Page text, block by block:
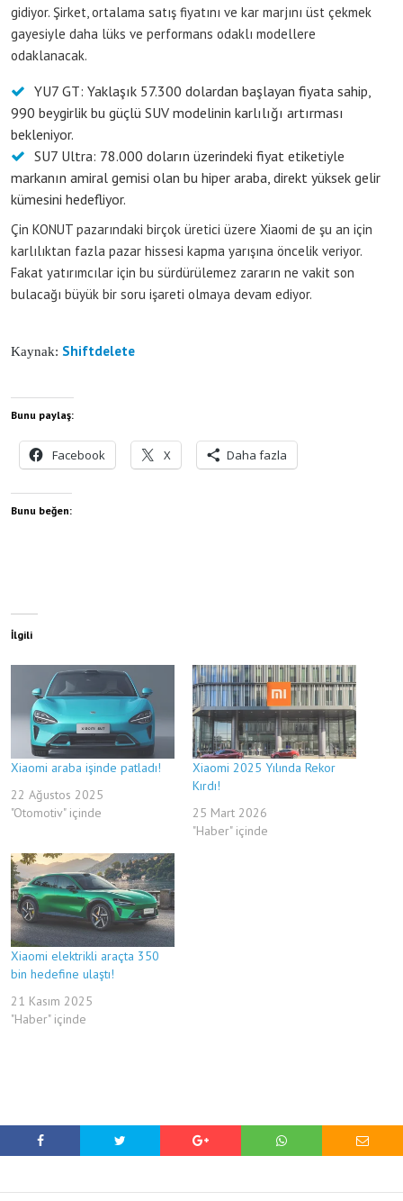
gidiyor. Şirket, ortalama satış fiyatını ve kar marjını üst çekmek
gayesiyle daha lüks ve performans odaklı modellere
odaklanacak.
YU7 GT: Yaklaşık 57.300 dolardan başlayan fiyata sahip,
990 beygirlik bu güçlü SUV modelinin karlılığı artırması
bekleniyor.
SU7 Ultra: 78.000 doların üzerindeki fiyat etiketiyle
markanın amiral gemisi olan bu hiper araba, direkt yüksek gelir
kümesini hedefliyor.
Çin KONUT pazarındaki birçok üretici üzere Xiaomi de şu an için
karlılıktan fazla pazar hissesi kapma yarışına öncelik veriyor.
Fakat yatırımcılar için bu sürdürülemez zararın ne vakit son
bulacağı büyük bir soru işareti olmaya devam ediyor.
Kaynak: Shiftdelete
Bunu paylaş:
Facebook X Daha fazla
Bunu beğen:
İlgili
Xiaomi araba işinde patladı!
22 Ağustos 2025
"Otomotiv" içinde
Xiaomi 2025 Yılında Rekor
Kırdı!
25 Mart 2026
"Haber" içinde
Xiaomi elektrikli araçta 350
bin hedefine ulaştı!
21 Kasım 2025
"Haber" içinde